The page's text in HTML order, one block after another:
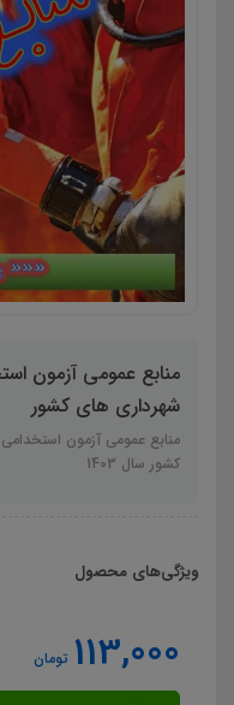
منابع عمومی آزمون
شهرداری های کشور
منابع عمومی آزمون
کشور سال 1403
ویژگی‌های محصول
113,000 تومان